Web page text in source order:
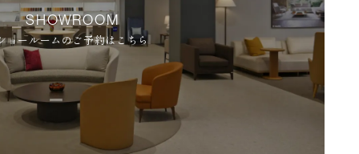
SHOWROOM
ョールームのご予約はこちら